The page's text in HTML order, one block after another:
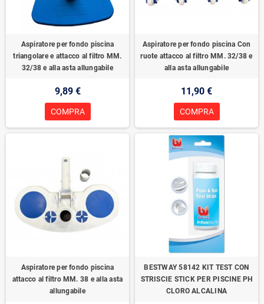
Aspiratore per fondo piscina
triangolare e attacco al filtro MM.
32/38 e alla asta allungabile
9,89 €
COMPRA
Aspiratore per fondo piscina Con
ruote attacco al filtro MM. 32/38 e
alla asta allungabile
11,90 €
COMPRA
Aspiratore per fondo piscina
attacco al filtro MM. 38 e alla asta
allungabile
BESTWAY 58142 KIT TEST CON
STRISCIE STICK PER PISCINE PH
CLORO ALCALINA